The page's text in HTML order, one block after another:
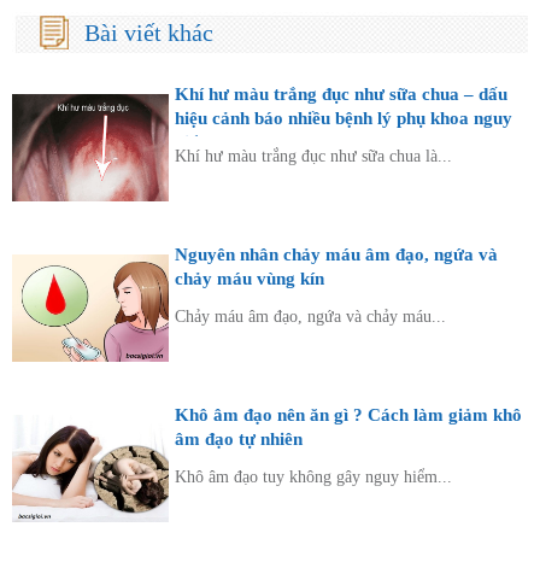
Bài viết khác
Khí hư màu trắng đục như sữa chua – dấu
hiệu cảnh báo nhiều bệnh lý phụ khoa nguy
hiểm
Khí hư màu trắng đục như sữa chua là...
Nguyên nhân chảy máu âm đạo, ngứa và
chảy máu vùng kín
Chảy máu âm đạo, ngứa và chảy máu...
Khô âm đạo nên ăn gì ? Cách làm giảm khô
âm đạo tự nhiên
Khô âm đạo tuy không gây nguy hiểm...